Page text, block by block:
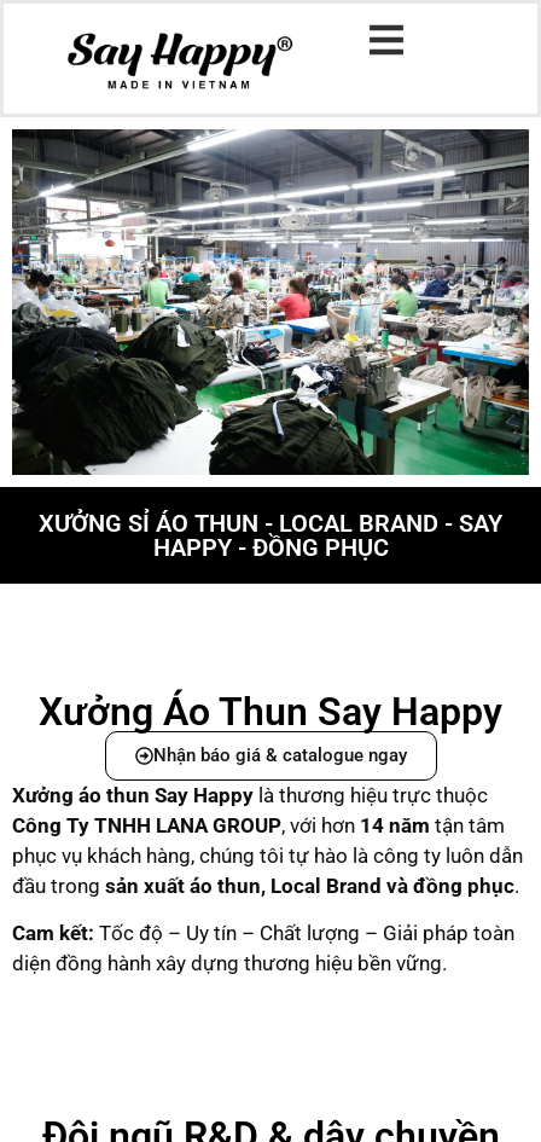
XƯỞNG SỈ ÁO THUN - LOCAL BRAND - SAY
HAPPY - ĐỒNG PHỤC
Xưởng Áo Thun Say Happy
Nhận báo giá & catalogue ngay
Xưởng áo thun Say Happy là thương hiệu trực thuộc
Công Ty TNHH LANA GROUP, với hơn 14 năm tận tâm
phục vụ khách hàng, chúng tôi tự hào là công ty luôn dẫn
đầu trong sản xuất áo thun, Local Brand và đồng phục.
Cam kết: Tốc độ – Uy tín – Chất lượng – Giải pháp toàn
diện đồng hành xây dựng thương hiệu bền vững.